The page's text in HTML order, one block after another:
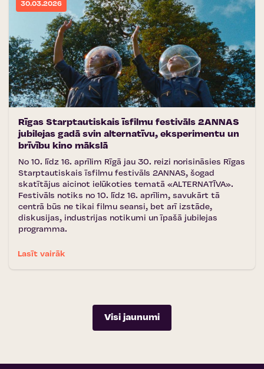
30.03.2026
Rīgas Starptautiskais īsfilmu festivāls 2ANNAS
jubilejas gadā svin alternatīvu, eksperimentu un
brīvību kino mākslā
No 10. līdz 16. aprīlim Rīgā jau 30. reizi norisināsies Rīgas
Starptautiskais īsfilmu festivāls 2ANNAS, šogad
skatītājus aicinot ielūkoties tematā «ALTERNATĪVA».
Festivāls notiks no 10. līdz 16. aprīlim, savukārt tā
centrā būs ne tikai filmu seansi, bet arī izstāde,
diskusijas, industrijas notikumi un īpašā jubilejas
programma.
Lasīt vairāk
Visi jaunumi